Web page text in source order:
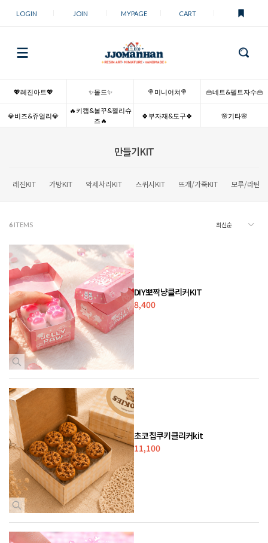
LOGIN JOIN MYPAGE CART
💖레진아트💖 ✨몰드✨ 🍭미니어쳐🍭 👜네트&펠트자수👜
💎비즈&쥬얼리💎
🔥키캡&볼꾸&젤리슈
즈🔥
🍀부자재&도구🍀 🌸기타🌸
만들기KIT
레진KIT 가방KIT 악세사리KIT 스퀴시KIT 뜨개/가죽KIT 모루/라탄
6 ITEMS
DIY뽀짝냥클리커KIT
8,400
초코칩쿠키클리커kit
11,100